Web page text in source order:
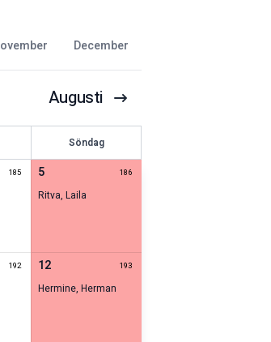
november december
Augusti
Söndag
185 5 186
Ritva,Laila
192 12 193
Hermine,Herman